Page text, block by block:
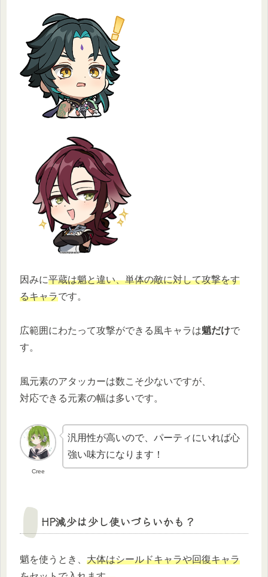
因みに平蔵は魈と違い、単体の敵に対して攻撃をす
るキャラです。
広範囲にわたって攻撃ができる風キャラは魈だけで
す。
風元素のアタッカーは数こそ少ないですが、
対応できる元素の幅は多いです。
Cree
汎用性が高いので、パーティにいれば心
強い味方になります！
HP減少は少し使いづらいかも？
魈を使うとき、 大体はシールドキャラや回復キャラ